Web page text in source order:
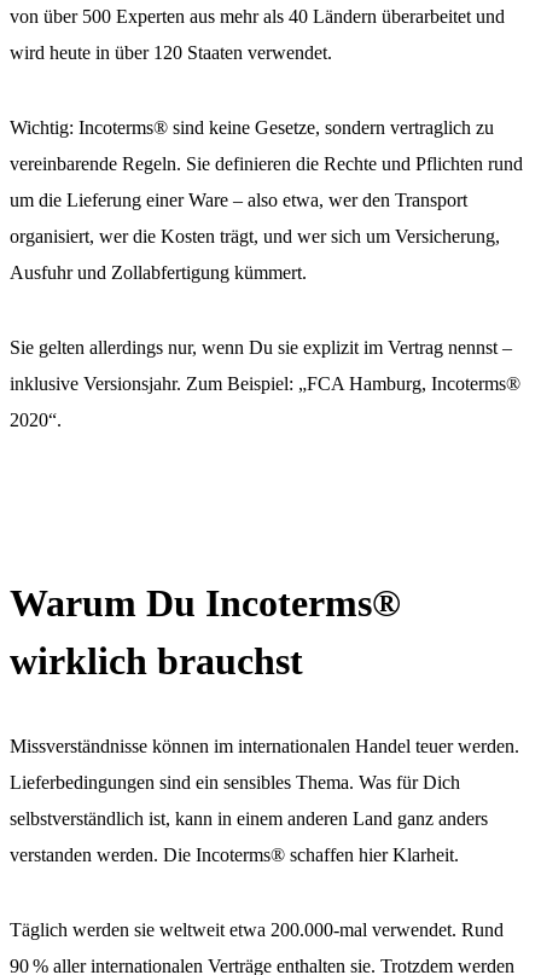
von über 500 Experten aus mehr als 40 Ländern überarbeitet und
wird heute in über 120 Staaten verwendet.
Wichtig: Incoterms® sind keine Gesetze, sondern vertraglich zu
vereinbarende Regeln. Sie definieren die Rechte und Pflichten rund
um die Lieferung einer Ware – also etwa, wer den Transport
organisiert, wer die Kosten trägt, und wer sich um Versicherung,
Ausfuhr und Zollabfertigung kümmert.
Sie gelten allerdings nur, wenn Du sie explizit im Vertrag nennst –
inklusive Versionsjahr. Zum Beispiel: „FCA Hamburg, Incoterms®
2020“.
Warum Du Incoterms®
wirklich brauchst
Missverständnisse können im internationalen Handel teuer werden.
Lieferbedingungen sind ein sensibles Thema. Was für Dich
selbstverständlich ist, kann in einem anderen Land ganz anders
verstanden werden. Die Incoterms® schaffen hier Klarheit.
Täglich werden sie weltweit etwa 200.000-mal verwendet. Rund
90 % aller internationalen Verträge enthalten sie. Trotzdem werden